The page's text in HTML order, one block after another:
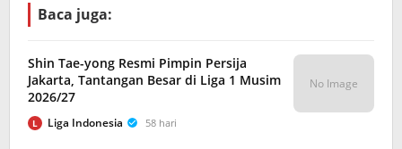
Baca juga:
Shin Tae-yong Resmi Pimpin Persija
Jakarta, Tantangan Besar di Liga 1 Musim
2026/27
L Liga Indonesia 58 hari
No Image